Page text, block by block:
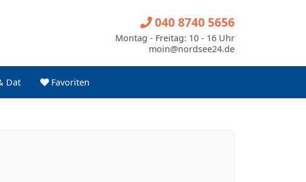
Dat Favoriten
040 8740 5656
Montag - Freitag: 10 - 16 Uhr
moin@nordsee24.de